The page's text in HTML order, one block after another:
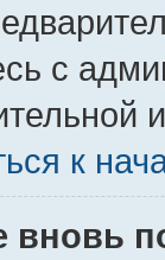
с
к
вновь